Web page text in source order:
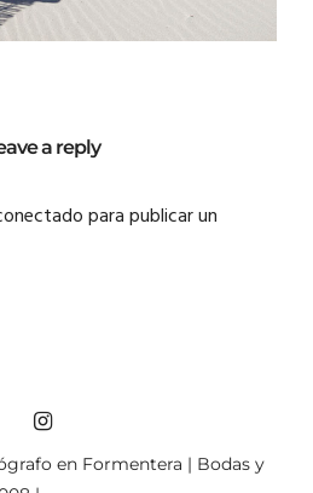
a reply
para publicar un
en Formentera | Bodas y